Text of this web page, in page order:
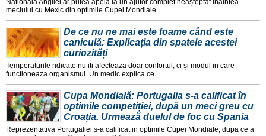
Naționala Angliei ar putea apela la un ajutor complet neașteptat inaintea
meciului cu Mexic din optimile Cupei Mondiale. ...
De ce nu ne mai este foame când este
caniculă: Explicația din spatele acestei
curiozități
Temperaturile ridicate nu iți afecteaza doar confortul, ci și modul in care
funcționeaza organismul. Un medic explica ce ...
Cupa Mondială: Portugalia s-a calificat în
optimile competiției, după un meci greu cu
Croația. Urmează duelul de foc cu Spania
Reprezentativa Portugaliei s-a calificat in optimile Cupei Mondiale, dupa ce a